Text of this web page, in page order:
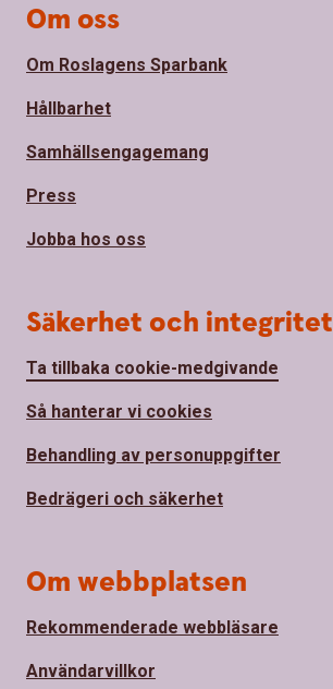
Om oss
Om Roslagens Sparbank
Hållbarhet
Samhällsengagemang
Press
Jobba hos oss
Säkerhet och integritet
Ta tillbaka cookie-medgivande
Så hanterar vi cookies
Behandling av personuppgifter
Bedrägeri och säkerhet
Om webbplatsen
Rekommenderade webbläsare
Användarvillkor